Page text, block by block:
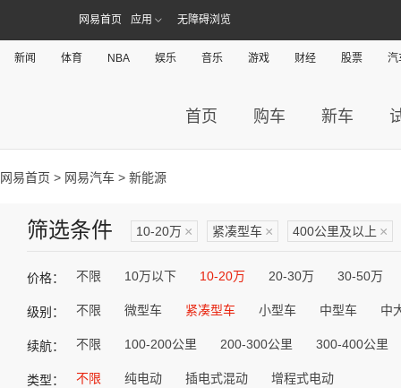
网易首页 应用 无障碍浏览
新闻 体育 NBA 娱乐 音乐 游戏 财经 股票 汽
首页 购车 新车
网易首页 > 网易汽车 > 新能源
筛选条件 10-20万 × 紧凑型车 × 400公里及以上 ×
价格： 不限 10万以下 10-20万 20-30万 30-50万
级别： 不限 微型车 紧凑型车 小型车 中型车 中
续航： 不限 100-200公里 200-300公里 300-400公里
类型： 不限 纯电动 插电式混动 增程式电动